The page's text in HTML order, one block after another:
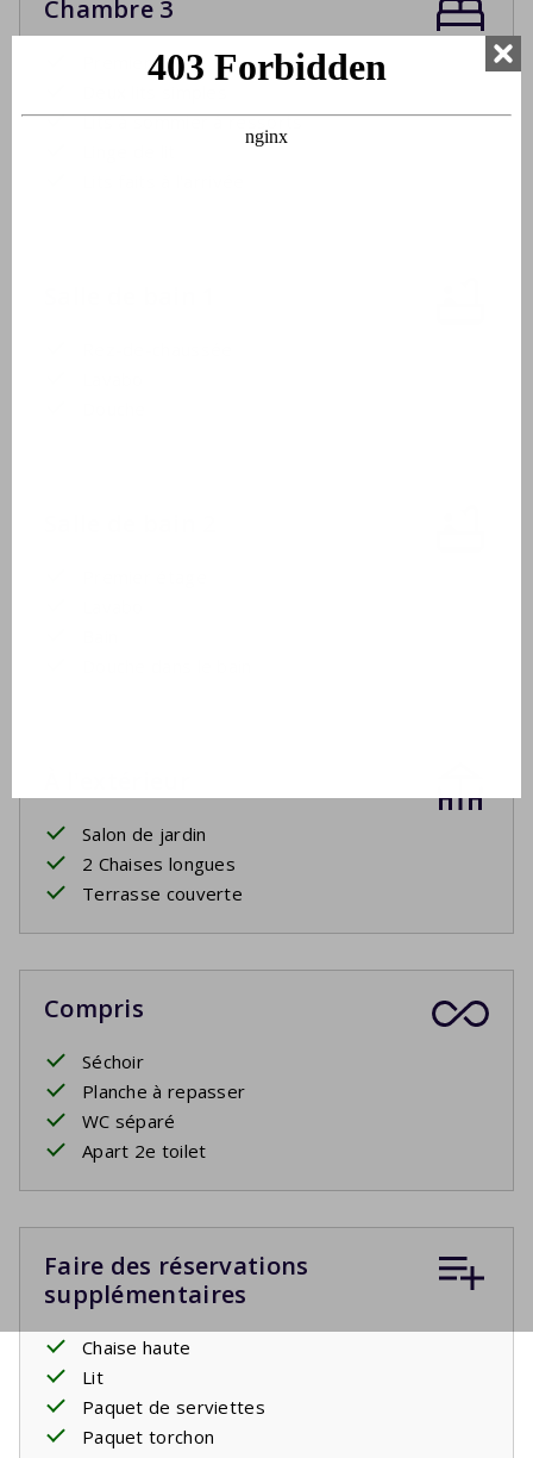
Chambre 3
Premier étage
Lits à sommier à ressorts
Salon de jardin
2 Chaises longues
Terrasse couverte
Compris
Séchoir
Planche à repasser
WC séparé
Apart 2e toilet
Faire des réservations
supplémentaires
Chaise haute
Lit
Paquet de serviettes
Paquet torchon